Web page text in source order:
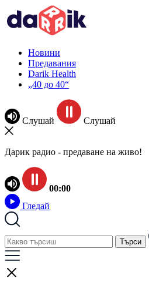
Новини
Предавания
Darik Health
„40 до 40“
Слушай Слушай
Дарик радио - предаване на живо!
00:00
Гледай